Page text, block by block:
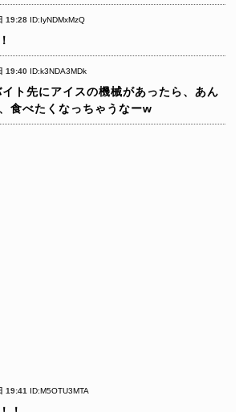
19:28 ID:IyNDMxMzQ
19:40 ID:k3NDA3MDk
ト先にアイスの機械があったら、あん
食べたくなっちゃうなーw
19:41 ID:M5OTU3MTA